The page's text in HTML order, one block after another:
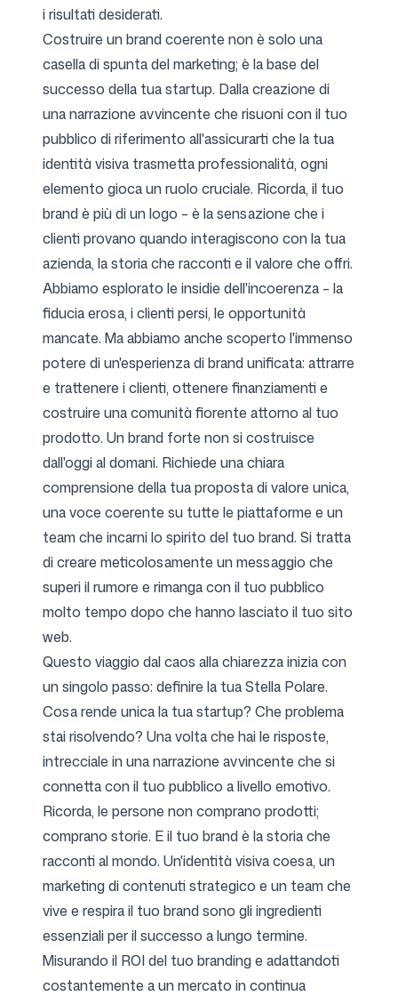
i risultati desiderati.
Costruire un brand coerente non è solo una
casella di spunta del marketing; è la base del
successo della tua startup. Dalla creazione di
una narrazione avvincente che risuoni con il tuo
pubblico di riferimento all'assicurarti che la tua
identità visiva trasmetta professionalità, ogni
elemento gioca un ruolo cruciale. Ricorda, il tuo
brand è più di un logo – è la sensazione che i
clienti provano quando interagiscono con la tua
azienda, la storia che racconti e il valore che offri.
Abbiamo esplorato le insidie dell'incoerenza – la
fiducia erosa, i clienti persi, le opportunità
mancate. Ma abbiamo anche scoperto l'immenso
potere di un'esperienza di brand unificata: attrarre
e trattenere i clienti, ottenere finanziamenti e
costruire una comunità fiorente attorno al tuo
prodotto. Un brand forte non si costruisce
dall'oggi al domani. Richiede una chiara
comprensione della tua proposta di valore unica,
una voce coerente su tutte le piattaforme e un
team che incarni lo spirito del tuo brand. Si tratta
di creare meticolosamente un messaggio che
superi il rumore e rimanga con il tuo pubblico
molto tempo dopo che hanno lasciato il tuo sito
web.
Questo viaggio dal caos alla chiarezza inizia con
un singolo passo: definire la tua Stella Polare.
Cosa rende unica la tua startup? Che problema
stai risolvendo? Una volta che hai le risposte,
intrecciale in una narrazione avvincente che si
connetta con il tuo pubblico a livello emotivo.
Ricorda, le persone non comprano prodotti;
comprano storie. E il tuo brand è la storia che
racconti al mondo. Un'identità visiva coesa, un
marketing di contenuti strategico e un team che
vive e respira il tuo brand sono gli ingredienti
essenziali per il successo a lungo termine.
Misurando il ROI del tuo branding e adattandoti
costantemente a un mercato in continua